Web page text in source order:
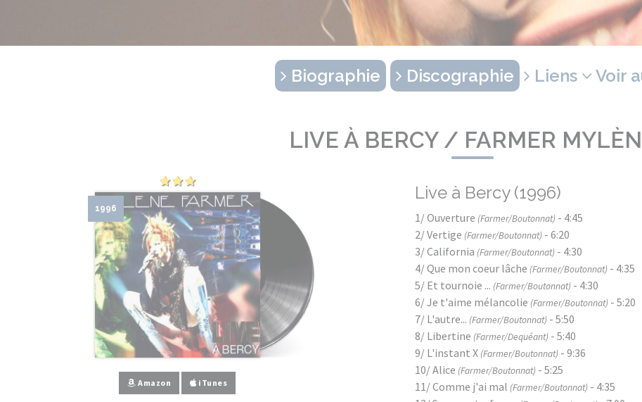
Biographie Discographie Liens Voir
LIVE À BERCY / FARMER
1996
Amazon iTunes
Live à Bercy (1996)
1/ Ouverture (Farmer/Boutonnat) - 4:45
2/ Vertige (Farmer/Boutonnat) - 6:20
3/ California (Farmer/Boutonnat) - 4:30
4/ Que mon coeur lâche (Farmer/Boutonnat) - 4:35
5/ Et tournoie ... (Farmer/Boutonnat) - 4:30
6/ Je t'aime mélancolie (Farmer/Boutonnat) - 5:20
7/ L'autre... (Farmer/Boutonnat) - 5:50
8/ Libertine (Farmer/Dequéant) - 5:40
9/ L'instant X (Farmer/Boutonnat) - 9:36
10/ Alice (Farmer/Boutonnat) - 5:25
11/ Comme j'ai mal (Farmer/Boutonnat) - 4:35